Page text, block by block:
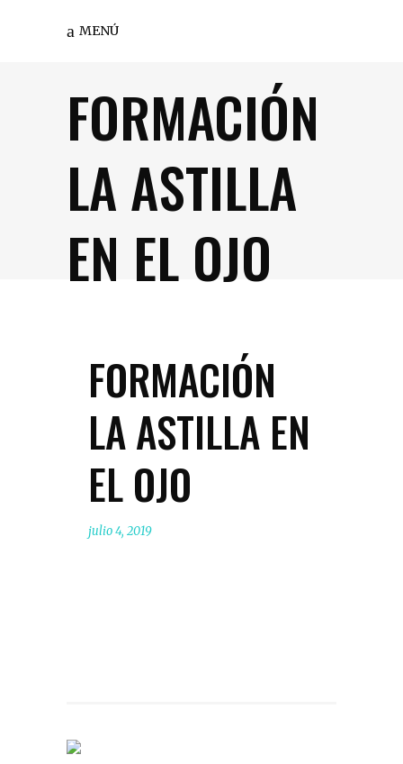
MENÚ
FORMACIÓN
LA ASTILLA
EN EL OJO
FORMACIÓN
LA ASTILLA EN
EL OJO
julio 4, 2019